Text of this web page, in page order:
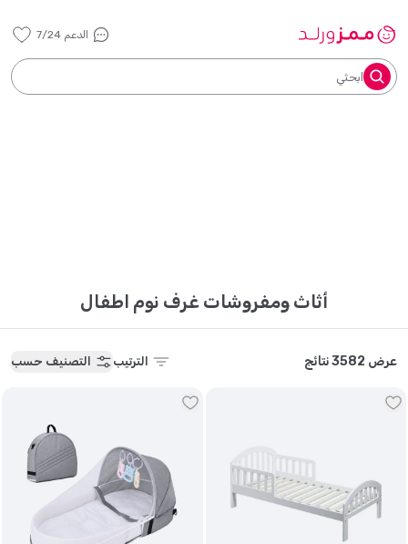
الدعم 7/24
ابحثي
أثاث ومفروشات غرف نوم اطفال
عرض 3582 نتائج الترتيب التصنيف حسب